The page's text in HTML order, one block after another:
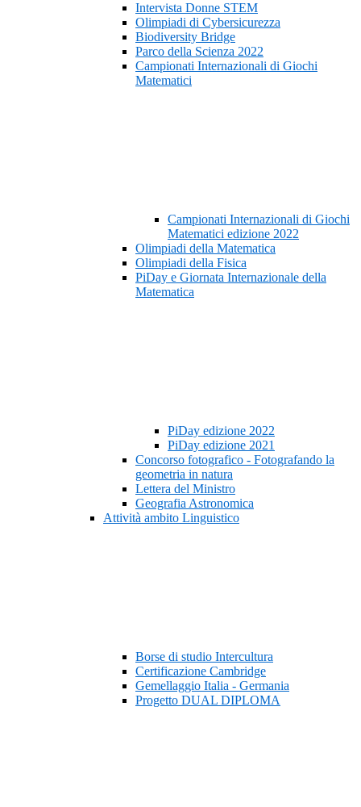
Intervista Donne STEM
Olimpiadi di Cybersicurezza
Biodiversity Bridge
Parco della Scienza 2022
Campionati Internazionali di Giochi
Matematici
Campionati Internazionali di Giochi
Matematici edizione 2022
Olimpiadi della Matematica
Olimpiadi della Fisica
PiDay e Giornata Internazionale della
Matematica
PiDay edizione 2022
PiDay edizione 2021
Concorso fotografico - Fotografando la
geometria in natura
Lettera del Ministro
Geografia Astronomica
Attività ambito Linguistico
Borse di studio Intercultura
Certificazione Cambridge
Gemellaggio Italia - Germania
Progetto DUAL DIPLOMA